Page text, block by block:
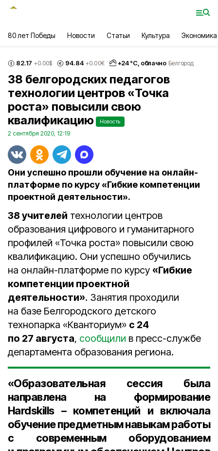
80 лет Победы Новости Статьи Культура Экономика
82.17 +0.00$ 94.84 +0.00€ +24°С, облачно Белгород
38 белгородских педагогов
технологии центров «Точка
роста» повысили свою
квалификацию
Новость
2 сентября 2020, 12:19
Они успешно прошли обучение на онлайн-
платформе по курсу «Гибкие компетенции
проектной деятельности».
38 учителей технологии центров
образования цифрового и гуманитарного
профилей «Точка роста» повысили свою
квалификацию. Они успешно обучились
на онлайн-платформе по курсу «Гибкие
компетенции проектной
деятельности». Занятия проходили
на базе Белгородского детского
технопарка «Кванториум» с 24
по 27 августа, сообщили в пресс-службе
департамента образования региона.
«Образовательная сессия была
направлена на формирование
Hardskills – компетенций и включала
обучение предметным навыкам работы
с современным оборудованием